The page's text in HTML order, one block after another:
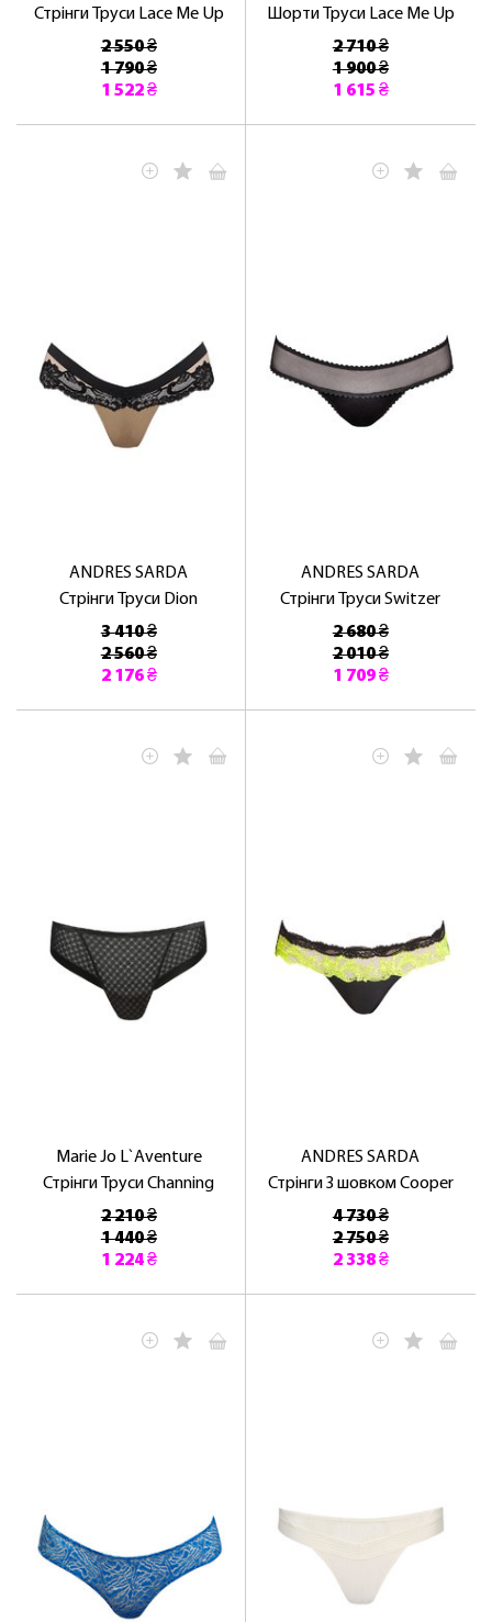
Стрінги Труси Lace Me Up
2 550 ₴
1 790 ₴
1 522 ₴
Шорти Труси Lace Me Up
2 710 ₴
1 900 ₴
1 615 ₴
ANDRES SARDA
Стрінги Труси Dion
3 410 ₴
2 560 ₴
2 176 ₴
ANDRES SARDA
Стрінги Труси Switzer
2 680 ₴
2 010 ₴
1 709 ₴
Marie Jo L`Aventure
Стрінги Труси Channing
2 210 ₴
1 440 ₴
1 224 ₴
ANDRES SARDA
Стрінги З шовком Cooper
4 730 ₴
2 750 ₴
2 338 ₴